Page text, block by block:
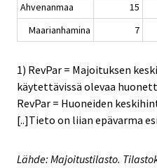
Ahvenanmaa
15
Maarianhamina
7
1) RevPar = Majoituksen
käytettävissä olevaa
RevPar = Huoneiden
[..]Tieto on liian epävarma
Lähde: Majoitustilasto.